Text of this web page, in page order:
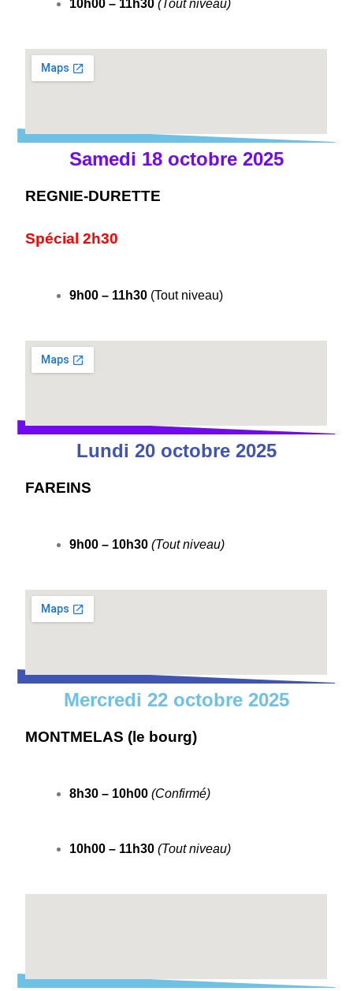
10h00 – 11h30(Tout niveau)
Samedi 18 octobre 2025
REGNIE-DURETTE
Spécial 2h30
9h00 – 11h30 (Tout niveau)
Lundi 20 octobre 2025
FAREINS
9h00 – 10h30(Tout niveau)
Mercredi 22 octobre 2025
MONTMELAS (le bourg)
8h30 – 10h00(Confirmé)
10h00 – 11h30(Tout niveau)